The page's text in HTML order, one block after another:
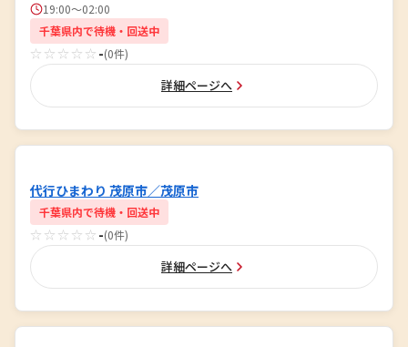
19:00～02:00
千葉県内で待機・回送中
☆☆☆☆☆ -(0件)
詳細ページへ
代行ひまわり 茂原市／茂原市
千葉県内で待機・回送中
☆☆☆☆☆ -(0件)
詳細ページへ